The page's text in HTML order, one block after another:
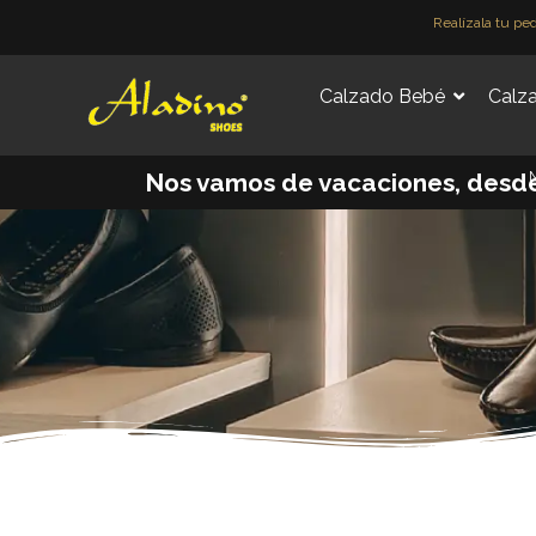
Realízala tu
Calzado Bebé
Nos vamos de vacaciones,